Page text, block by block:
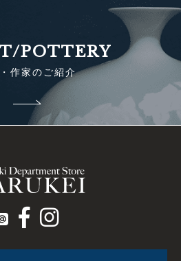
POTTERY
作家のご紹介